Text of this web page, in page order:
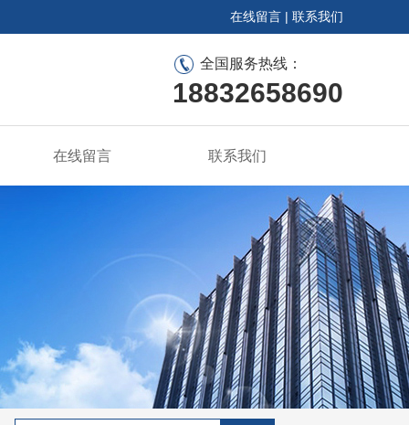
在线留言 | 联系我们
全国服务热线：
18832658690
在线留言 联系我们